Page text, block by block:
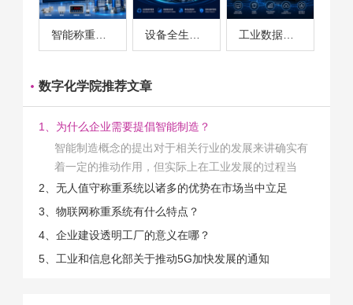
智能称重系统案例 工业数据采集与设备监控案例
数字化学院推荐文章
1、为什么企业需要提倡智能制造？
智能制造概念的提出对于相关行业的发展来讲确实有
着一定的推动作用，但实际上在工业发展的过程当
中，能够推动相关产业发展的具体结束是非常的多
的。那么为什么企业一定需要...
2、无人值守称重系统以诸多的优势在市场当中立足
3、物联网称重系统有什么特点？
4、企业建设透明工厂的意义在哪？
5、工业和信息化部关于推动5G加快发展的通知